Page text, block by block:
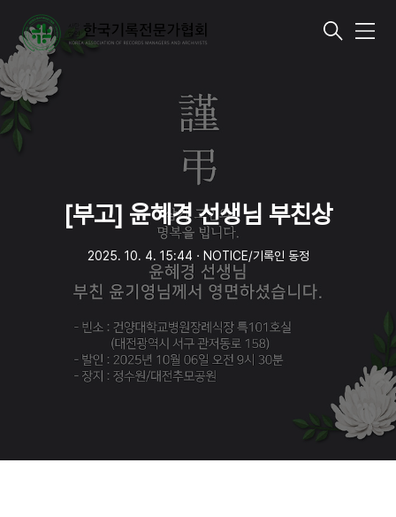
메
[부고] 윤혜경 선생님 부친상
2025. 10. 4. 15:44 ㆍ NOTICE/기록인 동정